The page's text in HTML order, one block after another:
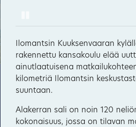
Tämä sivusto käyttää pakollisia
toiminnan ja tietoturvan
valinnaisia evästeitä
mainosten personointiin ja
72
55
Ilomantsin Kuuksenvaaran
rakennettu kansakoulu elää
ainutlaatuisena
kilometriä Ilomantsin
suuntaan.
Alakerran sali on noin 120
kokonaisuus, jossa on tilavan